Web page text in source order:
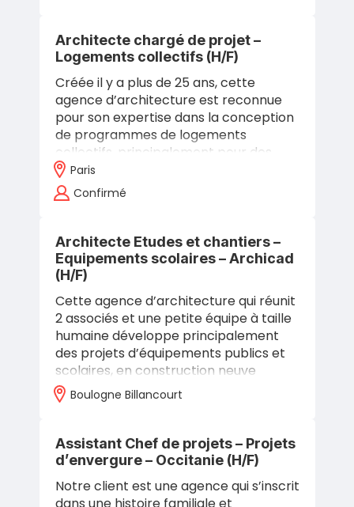
Architecte chargé de projet –
Logements collectifs (H/F)
Créée il y a plus de 25 ans, cette
agence d’architecture est reconnue
pour son expertise dans la conception
de programmes de logements
collectifs, principalement pour des
bailleurs sociaux. Sa démarche
s’appuie sur une…
Paris
Confirmé
Architecte Etudes et chantiers –
Equipements scolaires – Archicad
(H/F)
Cette agence d’architecture qui réunit
2 associés et une petite équipe à taille
humaine développe principalement
des projets d’équipements publics et
scolaires, en construction neuve
comme en réhabilitation : collèges,…
Boulogne Billancourt
Assistant Chef de projets – Projets
d’envergure – Occitanie (H/F)
Notre client est une agence qui s’inscrit